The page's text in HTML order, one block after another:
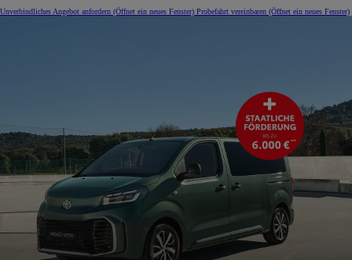
Unverbindliches Angebot anfordern (Öffnet ein neues Fenster) Probefahrt vereinbaren (Öffnet ein neues Fenster)